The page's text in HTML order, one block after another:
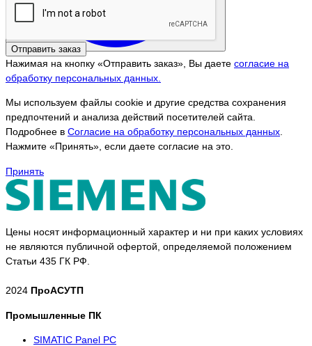
Отправить заказ
Нажимая на кнопку «Отправить заказ», Вы даете согласие на
обработку персональных данных.
Мы используем файлы cookie и другие средства сохранения
предпочтений и анализа действий посетителей сайта.
Подробнее в Согласие на обработку персональных данных.
Нажмите «Принять», если даете согласие на это.
Принять
Цены носят информационный характер и ни при каких условиях
не являются публичной офертой, определяемой положением
Статьи 435 ГК РФ.
2024 ПроАСУТП
Промышленные ПК
SIMATIC Panel PС